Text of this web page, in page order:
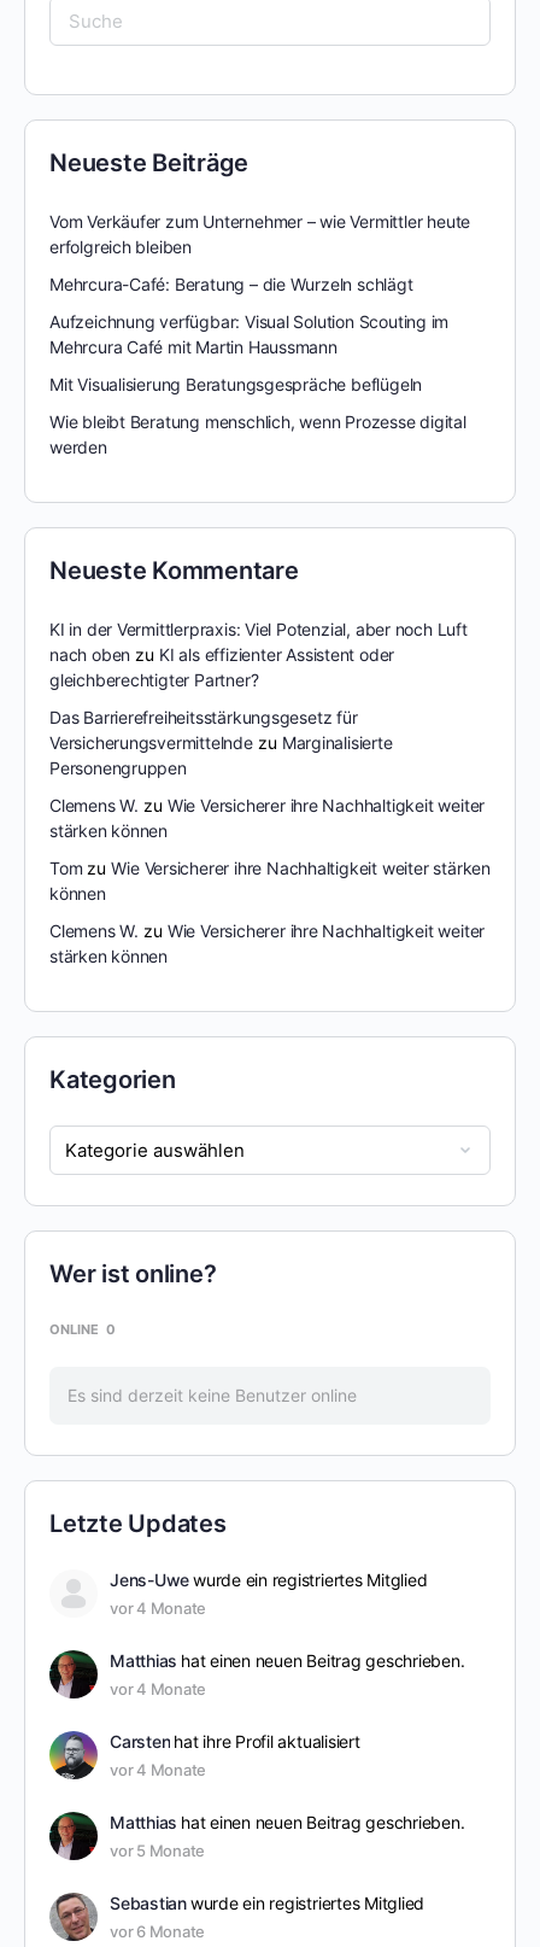
Neueste Beiträge
Vom Verkäufer zum Unternehmer – wie Vermittler heute
erfolgreich bleiben
Mehrcura-Café: Beratung – die Wurzeln schlägt
Aufzeichnung verfügbar: Visual Solution Scouting im
Mehrcura Café mit Martin Haussmann
Mit Visualisierung Beratungsgespräche beflügeln
Wie bleibt Beratung menschlich, wenn Prozesse digital
werden
Neueste Kommentare
KI in der Vermittlerpraxis: Viel Potenzial, aber noch Luft
nach oben zu KI als effizienter Assistent oder
gleichberechtigter Partner?
Das Barrierefreiheitsstärkungsgesetz für
Versicherungsvermittelndezu Marginalisierte
Personengruppen
Clemens W. zu Wie Versicherer ihre Nachhaltigkeit weiter
stärken können
Tom zuWie Versicherer ihre Nachhaltigkeit weiter stärken
können
Clemens W. zu Wie Versicherer ihre Nachhaltigkeit weiter
stärken können
Kategorien
Wer ist online?
ONLINE 0
Es sind derzeit keine Benutzer online
Letzte Updates
Jens-Uwewurde ein registriertes Mitglied
vor 4 Monate
Matthias hat einen neuen Beitrag geschrieben.
vor 4 Monate
Carsten hat ihre Profil aktualisiert
vor 4 Monate
Matthias hat einen neuen Beitrag geschrieben.
vor 5 Monate
Sebastianwurde ein registriertes Mitglied
vor 6 Monate